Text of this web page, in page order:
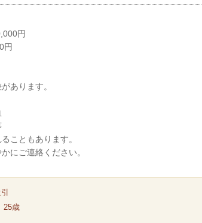
円
あります。
こともあります。
にご連絡ください。
歳